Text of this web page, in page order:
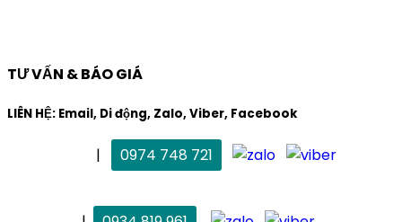
TƯ VẤN & BÁO GIÁ
LIÊN HỆ: Email, Di động, Zalo, Viber, Facebook
|
0974 748 721